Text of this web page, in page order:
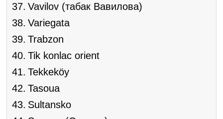
Vavilov (табак Вавилова)
Variegata
Trabzon
Tik konlac orient
Tekkeköy
Tasoua
Sultansko